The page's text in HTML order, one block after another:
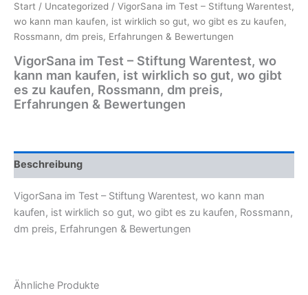
Start / Uncategorized / VigorSana im Test – Stiftung Warentest,
wo kann man kaufen, ist wirklich so gut, wo gibt es zu kaufen,
Rossmann, dm preis, Erfahrungen & Bewertungen
VigorSana im Test – Stiftung Warentest, wo
kann man kaufen, ist wirklich so gut, wo gibt
es zu kaufen, Rossmann, dm preis,
Erfahrungen & Bewertungen
Beschreibung
VigorSana im Test – Stiftung Warentest, wo kann man
kaufen, ist wirklich so gut, wo gibt es zu kaufen, Rossmann,
dm preis, Erfahrungen & Bewertungen
Ähnliche Produkte